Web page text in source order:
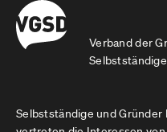
Verband der
Selbstständige und Gründer